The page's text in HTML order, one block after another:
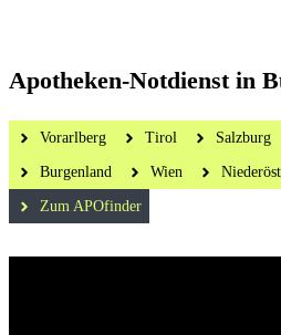
Apotheken-Notdienst in
Vorarlberg Tirol Salzburg
Burgenland Wien
Zum APOfinder